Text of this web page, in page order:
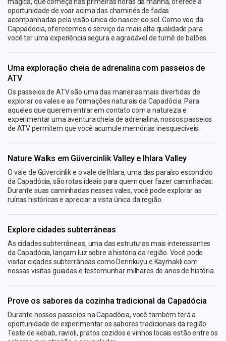
oportunidade de voar acima das chaminés de fadas
acompanhadas pela visão única do nascer do sol. Como voo da
Cappadocia, oferecemos o serviço da mais alta qualidade para
você ter uma experiência segura e agradável de turnê de balões.
Uma exploração cheia de adrenalina com passeios de
ATV
Os passeios de ATV são uma das maneiras mais divertidas de
explorar os vales e as formações naturais da Capadócia. Para
aqueles que querem entrar em contato com a natureza e
experimentar uma aventura cheia de adrenalina, nossos passeios
de ATV permitem que você acumule memórias inesquecíveis.
Nature Walks em Güvercinlik Valley e Ihlara Valley
O vale de Güvercinlik e o vale de Ihlara, uma das paraíso escondido
da Capadócia, são rotas ideais para quem quer fazer caminhadas.
Durante suas caminhadas nesses vales, você pode explorar as
ruínas históricas e apreciar a vista única da região.
Explore cidades subterrâneas
As cidades subterrâneas, uma das estruturas mais interessantes
da Capadócia, lançam luz sobre a história da região. Você pode
visitar cidades subterrâneas como Derinkuyu e Kaymaklı com
nossas visitas guiadas e testemunhar milhares de anos de história.
Prove os sabores da cozinha tradicional da Capadócia
Durante nossos passeios na Capadócia, você também terá a
oportunidade de experimentar os sabores tradicionais da região.
Teste de kebab, ravioli, pratos cozidos e vinhos locais estão entre os